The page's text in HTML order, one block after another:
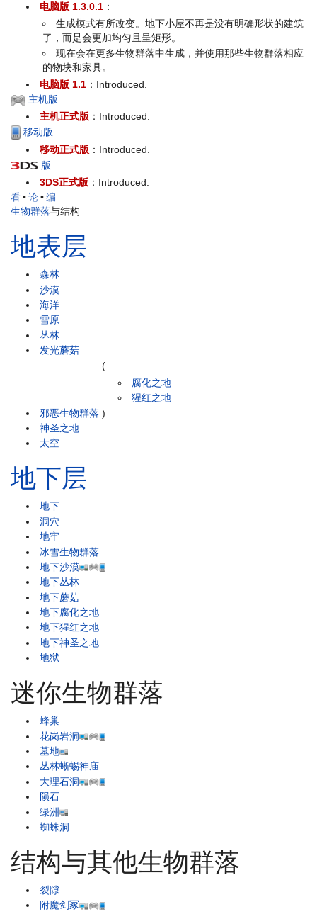
电脑版 1.3.0.1 ：
生成模式有所改变。地下小屋不再是没有明确形状的建筑
了，而是会更加均匀且呈矩形。
现在会在更多生物群落中生成，并使用那些生物群落相应
的物块和家具。
电脑版 1.1 ：Introduced.
主机版
主机正式版 ：Introduced.
移动版
移动正式版 ：Introduced.
版
3DS正式版 ：Introduced.
看•论•编
生物群落与结构
地表层
森林
沙漠
海洋
雪原
丛林
发光蘑菇
邪恶生物群落
(
腐化之地
猩红之地
)
神圣之地
太空
地下层
地下
洞穴
地牢
冰雪生物群落
地下沙漠
地下丛林
地下蘑菇
地下腐化之地
地下猩红之地
地下神圣之地
地狱
迷你生物群落
蜂巢
花岗岩洞
墓地
丛林蜥蜴神庙
大理石洞
陨石
绿洲
蜘蛛洞
结构与其他生物群落
裂隙
附魔剑冢